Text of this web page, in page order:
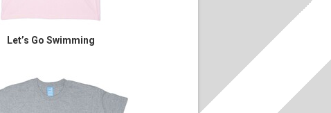
Let’s Go Swimming